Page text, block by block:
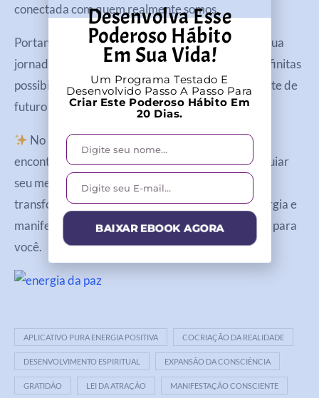
conectada com quem realmente somos.
Portanto, se você deseja dar o próximo passo em sua
jornada, permita-se mergulhar nesse campo de infinitas
possibilidades. Afinal, cada intenção é uma semente de
futuro que você planta hoje.
No aplicativo da
você
encontra cursos, desafios e meditações que vão guiar
seu mergulho quântico de forma prática e
transformadora. Comece agora a alinhar sua energia e
manifeste o melhor que o universo tem reservado para
você.
APLICATIVO PURA ENERGIA POSITIVA COCRIAÇÃO DA REALIDADE
DESENVOLVIMENTO ESPIRITUAL EXPANSÃO DA CONSCIÊNCIA
GRATIDÃO LEI DA ATRAÇÃO MANIFESTAÇÃO CONSCIENTE
Desenvolva Esse
Poderoso Hábito
Em Sua Vida!
Um Programa Testado E
Desenvolvido Passo A Passo Para
Criar Este Poderoso Hábito Em
20 Dias.
BAIXAR EBOOK AGORA